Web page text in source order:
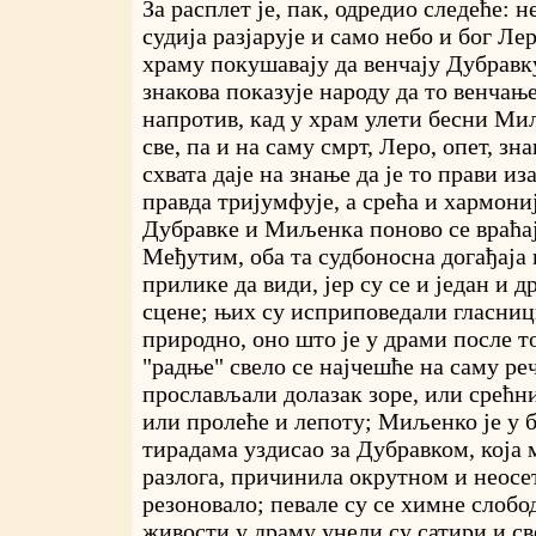
За расплет је, пак, одредио следеће:
судија разјарује и само небо и бог
храму покушавају да венчају
знакова показује народу да то
напротив, кад у храм улети бесни
све, па и на саму смрт, Леро, опет,
схвата даје на знање да је то прави
правда тријумфује, а срећа и
Дубравке и Миљенка поново се
Међутим, оба та судбоносна
прилике да види, јер су се и један и
сцене; њих су исприповедали
природно, оно што је у драми после
"радње" свело се најчешће на саму
прослављали долазак зоре, или
или пролеће и лепоту; Миљенко је у
тирадама уздисао за Дубравком, која
разлога, причинила окрутном и
резоновало; певале су се химне